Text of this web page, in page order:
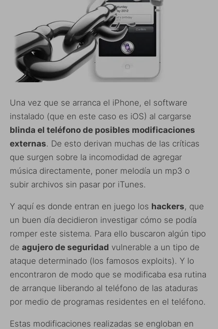
Una vez que se arranca el iPhone, el software
instalado (que en este caso es iOS) al cargarse
blinda el teléfono de posibles modificaciones
externas. De esto derivan muchas de las críticas
que surgen sobre la incomodidad de agregar
música directamente, poner melodía un mp3 o
subir archivos sin pasar por iTunes.
Y aquí es donde entran en juego los hackers, que
un buen día decidieron investigar cómo se podía
romper este sistema. Para ello buscaron algún tipo
de agujero de seguridad vulnerable a un tipo de
ataque determinado (los famosos exploits). Y lo
encontraron de modo que se modificaba esa rutina
de arranque liberando al teléfono de las ataduras
por medio de programas residentes en el teléfono.
Estas modificaciones realizadas se engloban en